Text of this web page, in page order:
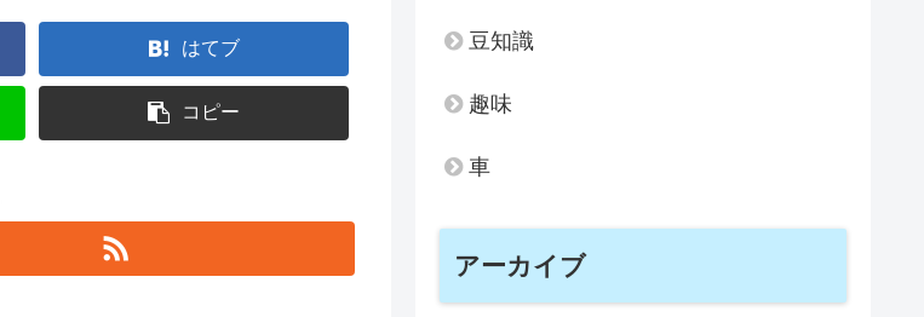
はてブ
コピー
豆知識
趣味
車
アーカイブ